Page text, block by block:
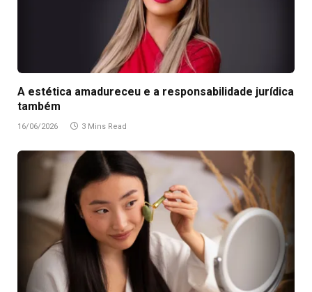
A estética amadureceu e a responsabilidade jurídica
também
16/06/2026 3 Mins Read